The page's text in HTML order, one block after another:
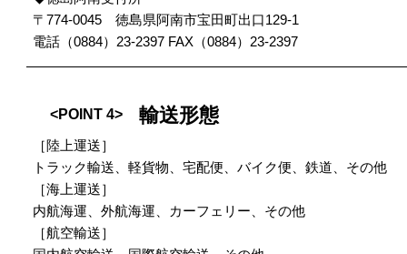
〒774-0045 徳島県阿南市宝田町出口129-1
電話（0884）23-2397 FAX（0884）23-2397
<POINT 4> 輸送形態
［陸上運送］
トラック輸送、軽貨物、宅配便、バイク便、鉄道、その他
［海上運送］
内航海運、外航海運、カーフェリー、その他
［航空輸送］